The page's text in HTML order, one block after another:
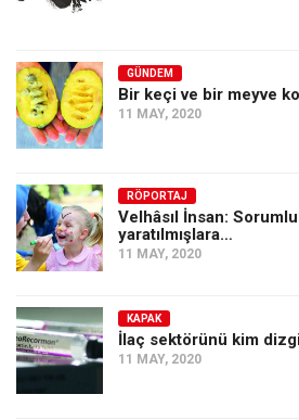
Afrika
İslam Dünyası
Avustralya
Tarih
Düşünce
GÜNDEM
Bir keçi ve bir meyve
11 MAY, 2020
RÖPORTAJ
Velhâsıl İnsan:
yaratılmışlara…
11 MAY, 2020
KAPAK
İlaç sektörünü kim
11 MAY, 2020